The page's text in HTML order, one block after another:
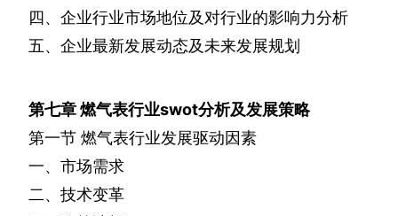
四、企业行业市场地位及对行业的影响力分析
五、企业最新发展动态及未来发展规划
第七章燃气表行业swot分析及发展策略
第一节 燃气表行业发展驱动因素
一、市场需求
二、技术变革